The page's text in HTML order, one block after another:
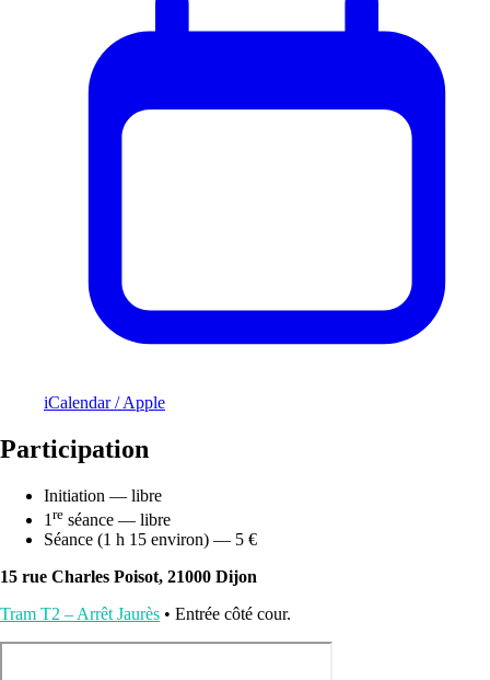
iCalendar / Apple
Participation
Initiation — libre
1 re séance — libre
Séance (1 h 15 environ) — 5 €
15 rue Charles Poisot, 21000 Dijon
Tram T2 – Arrêt Jaurès • Entrée côté cour.